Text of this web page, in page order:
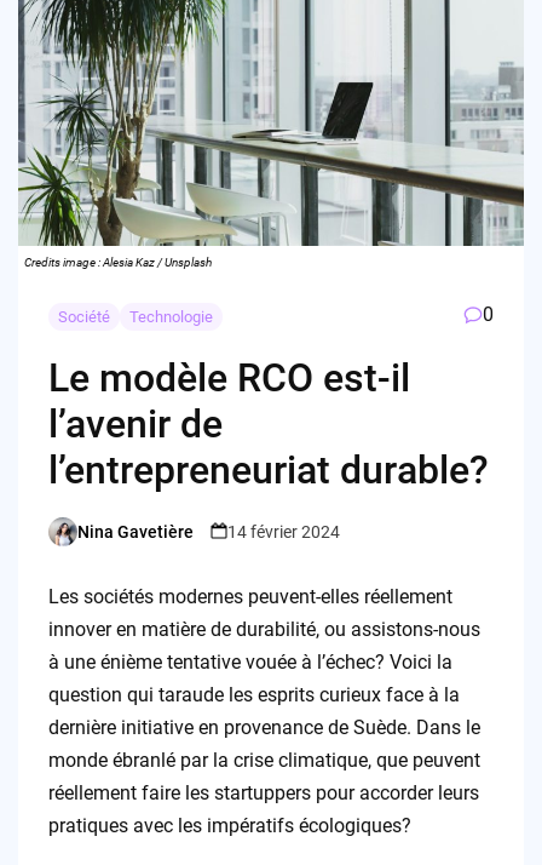
Credits image : Alesia Kaz / Unsplash
Société Technologie 0
Le modèle RCO est-il
l’avenir de
l’entrepreneuriat durable?
Posted
Nina Gavetière 14 février 2024
Les sociétés modernes peuvent-elles réellement
innover en matière de durabilité, ou assistons-nous
à une énième tentative vouée à l’échec? Voici la
question qui taraude les esprits curieux face à la
dernière initiative en provenance de Suède. Dans le
monde ébranlé par la crise climatique, que peuvent
réellement faire les startuppers pour accorder leurs
pratiques avec les impératifs écologiques?